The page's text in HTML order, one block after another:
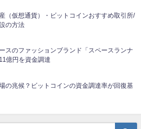
（仮想通貨）・ビットコインおすすめ取引所/
の方法
スのファッションブランド「スペースランナ
億円を資金調達
の兆候？ビットコインの資金調達率が回復基